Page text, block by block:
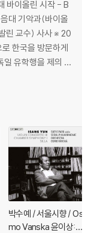
대 기악과(바이올
수) 사사 ※ 20
한국을 방문하게
유학행을 제의 받
Eisler 국립 음대
박수예 / 서울시향 / Os
mo Vanska 윤이상: